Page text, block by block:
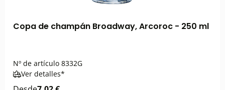
Copa de champán Broadway, Arcoroc - 250 ml
Nº de artículo 8332G
Ver detalles*